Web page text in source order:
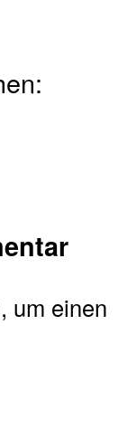
um einen